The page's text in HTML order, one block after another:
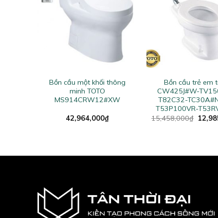
Bồn cầu một khối thông
minh TOTO
MS914CRW12#XW
42,964,000₫
+
Bồn cầu trẻ em
CW425J#W-
T82C32-
T53P100VR-
15,458,000₫